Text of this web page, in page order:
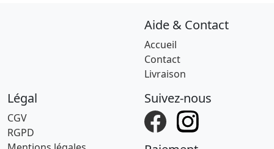
Aide & Contact
Accueil
Contact
Livraison
Légal
CGV
RGPD
Suivez-nous